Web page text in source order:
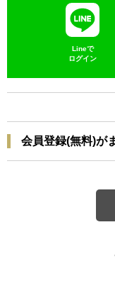
Lineで
ログイン
会員登録(無料)が